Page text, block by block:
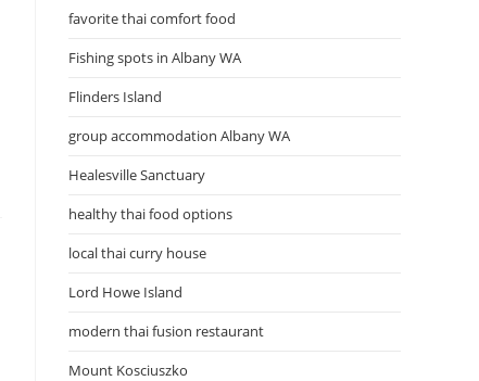
favorite thai comfort food
Fishing spots in Albany WA
Flinders Island
group accommodation Albany WA
Healesville Sanctuary
healthy thai food options
local thai curry house
Lord Howe Island
modern thai fusion restaurant
Mount Kosciuszko